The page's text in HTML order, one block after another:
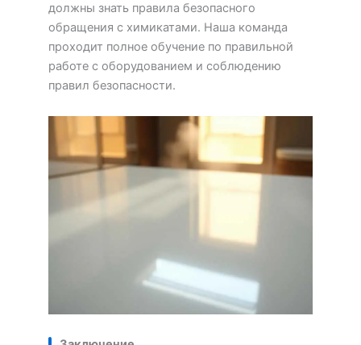
должны знать правила безопасного
обращения с химикатами. Наша команда
проходит полное обучение по правильной
работе с оборудованием и соблюдению
правил безопасности.